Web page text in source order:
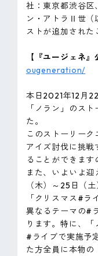
社：東京都渋谷区
ン・アトラⅡ世（
ストが追加された
【『ユージェネ
ougeneration/
本日2021年12月
「ノラン」のス
た。
このストーリー
アイズ討伐に挑
ることができます
また、いよいよ
（木）～25日（
「クリスマス#ラ
異なるテーマの#
ります。特に、
#ライブで実施予
た方全員に本物の